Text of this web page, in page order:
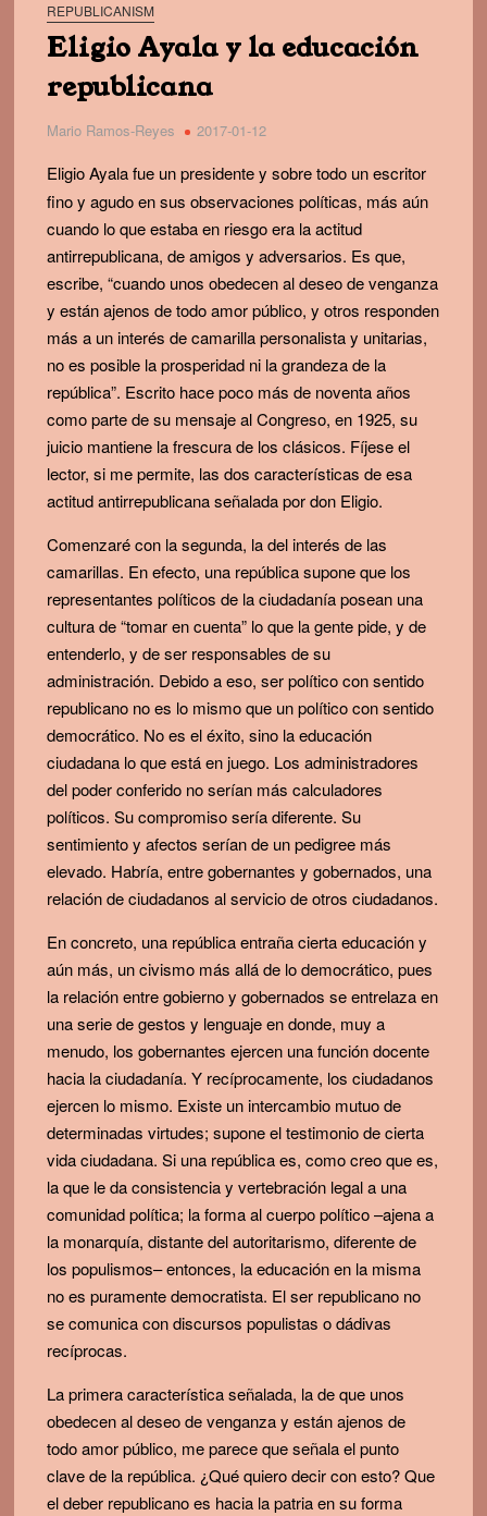
REPUBLICANISM
Eligio Ayala y la educación
republicana
Mario Ramos-Reyes 2017-01-12
Eligio Ayala fue un presidente y sobre todo un escritor
fino y agudo en sus observaciones políticas, más aún
cuando lo que estaba en riesgo era la actitud
antirrepublicana, de amigos y adversarios. Es que,
escribe, “cuando unos obedecen al deseo de venganza
y están ajenos de todo amor público, y otros responden
más a un interés de camarilla personalista y unitarias,
no es posible la prosperidad ni la grandeza de la
república”. Escrito hace poco más de noventa años
como parte de su mensaje al Congreso, en 1925, su
juicio mantiene la frescura de los clásicos. Fíjese el
lector, si me permite, las dos características de esa
actitud antirrepublicana señalada por don Eligio.
Comenzaré con la segunda, la del interés de las
camarillas. En efecto, una república supone que los
representantes políticos de la ciudadanía posean una
cultura de “tomar en cuenta” lo que la gente pide, y de
entenderlo, y de ser responsables de su
administración. Debido a eso, ser político con sentido
republicano no es lo mismo que un político con sentido
democrático. No es el éxito, sino la educación
ciudadana lo que está en juego. Los administradores
del poder conferido no serían más calculadores
políticos. Su compromiso sería diferente. Su
sentimiento y afectos serían de un pedigree más
elevado. Habría, entre gobernantes y gobernados, una
relación de ciudadanos al servicio de otros ciudadanos.
En concreto, una república entraña cierta educación y
aún más, un civismo más allá de lo democrático, pues
la relación entre gobierno y gobernados se entrelaza en
una serie de gestos y lenguaje en donde, muy a
menudo, los gobernantes ejercen una función docente
hacia la ciudadanía. Y recíprocamente, los ciudadanos
ejercen lo mismo. Existe un intercambio mutuo de
determinadas virtudes; supone el testimonio de cierta
vida ciudadana. Si una república es, como creo que es,
la que le da consistencia y vertebración legal a una
comunidad política; la forma al cuerpo político –ajena a
la monarquía, distante del autoritarismo, diferente de
los populismos– entonces, la educación en la misma
no es puramente democratista. El ser republicano no
se comunica con discursos populistas o dádivas
recíprocas.
La primera característica señalada, la de que unos
obedecen al deseo de venganza y están ajenos de
todo amor público, me parece que señala el punto
clave de la república. ¿Qué quiero decir con esto? Que
el deber republicano es hacia la patria en su forma